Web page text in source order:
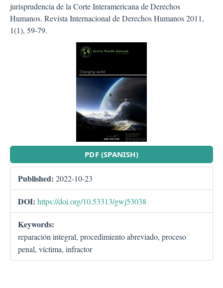
PDF (SPANISH)
Published: 2022-10-23
DOI: https://doi.org/10.53313/gwj53038
Keywords:
reparación integral, procedimiento abreviado, proceso
penal, víctima, infractor
jurisprudencia de la Corte Interamericana de Derechos
Humanos. Revista Internacional de Derechos Humanos 2011,
1(1), 59-79.